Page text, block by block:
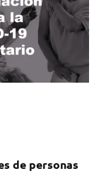
de personas